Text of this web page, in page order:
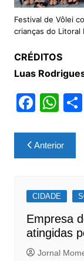
Festival de Vôlei
crianças do Litoral
CRÉDITOS
Luas
F
c
e
o
o
k
W
at
s
p
p
S
Navegação
de
Anterior
CIDADE
Empresa
atingidas
Jornal